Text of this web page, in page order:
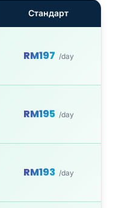
Стандарт
RM197 /day
RM195 /day
RM193 /day